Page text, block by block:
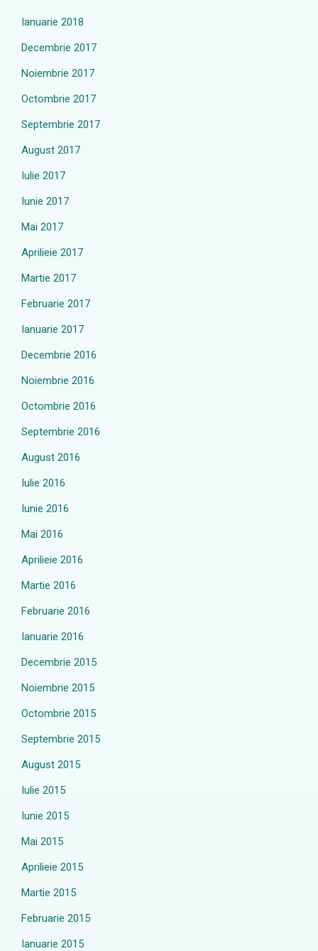
Ianuarie 2018
Decembrie 2017
Noiembrie 2017
Octombrie 2017
Septembrie 2017
August 2017
Iulie 2017
Iunie 2017
Mai 2017
Aprilieie 2017
Martie 2017
Februarie 2017
Ianuarie 2017
Decembrie 2016
Noiembrie 2016
Octombrie 2016
Septembrie 2016
August 2016
Iulie 2016
Iunie 2016
Mai 2016
Aprilieie 2016
Martie 2016
Februarie 2016
Ianuarie 2016
Decembrie 2015
Noiembrie 2015
Octombrie 2015
Septembrie 2015
August 2015
Iulie 2015
Iunie 2015
Mai 2015
Aprilieie 2015
Martie 2015
Februarie 2015
Ianuarie 2015